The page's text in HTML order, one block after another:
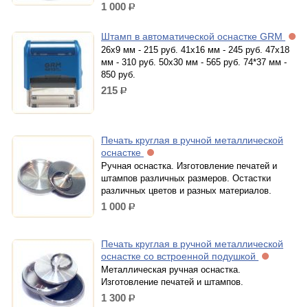
1 000 р.
Штамп в автоматической оснастке GRM
26х9 мм - 215 руб. 41х16 мм - 245 руб. 47х18
мм - 310 руб. 50х30 мм - 565 руб. 74*37 мм -
850 руб.
215 р.
Печать круглая в ручной металлической
оснастке
Ручная оснастка. Изготовление печатей и
штампов различных размеров. Остастки
различных цветов и разных материалов.
1 000 р.
Печать круглая в ручной металлической
оснастке со встроенной подушкой
Металлическая ручная оснастка.
Изготовление печатей и штампов.
1 300 р.